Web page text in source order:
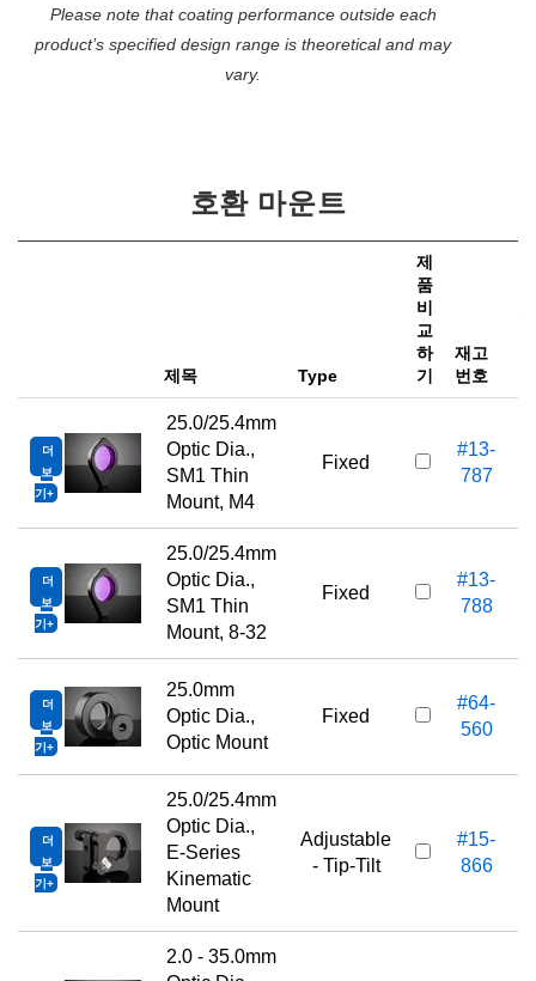
Please note that coating performance outside each
product’s specified design range is theoretical and may
vary.
호환 마운트
제목 Type
제
품
비
교
하
기
재고
번호
더
보
기
25.0/25.4mm
Optic Dia.,
SM1 Thin
Mount, M4
Fixed
#13-
787
더
보
기
25.0/25.4mm
Optic Dia.,
SM1 Thin
Mount, 8-32
Fixed
#13-
788
더
보
기
25.0mm
Optic Dia.,
Optic Mount
Fixed
#64-
560
더
보
기
25.0/25.4mm
Optic Dia.,
E-Series
Kinematic
Mount
Adjustable
- Tip-Tilt
#15-
866
2.0 - 35.0mm